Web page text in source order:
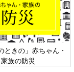
て座らせ続け…１時
うか、出さざるを得
のです！！
した。２日おきだ
活発になりまし
…。）
ときの」赤ちゃん・
家族の防災